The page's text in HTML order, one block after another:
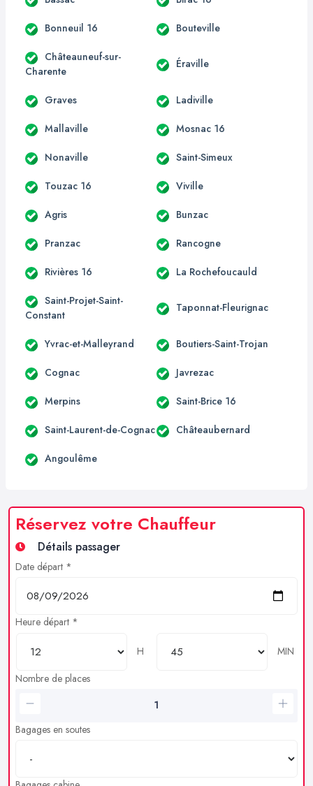
Bonneuil 16 Bouteville
Châteauneuf-sur-
Charente
Éraville
Graves Ladiville
Mallaville Mosnac 16
Nonaville Saint-Simeux
Touzac 16 Viville
Agris Bunzac
Pranzac Rancogne
Rivières 16 La Rochefoucauld
Saint-Projet-Saint-
Constant
Taponnat-Fleurignac
Yvrac-et-Malleyrand Boutiers-Saint-Trojan
Cognac Javrezac
Merpins Saint-Brice 16
Saint-Laurent-de-Cognac Châteaubernard
Angoulême
Réservez votre Chauffeur
Détails passager
Date départ *
Heure départ *
H
MIN
Nombre de places
Bagages en soutes